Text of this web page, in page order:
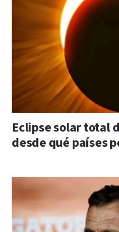
Eclipse solar total
desde qué países